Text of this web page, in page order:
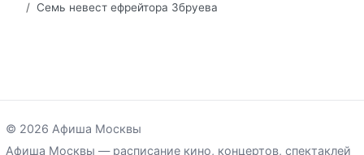
Семь невест ефрейтора Збруева
© 2026 Афиша Москвы
Афиша Москвы — расписание кино, концертов, спектаклей